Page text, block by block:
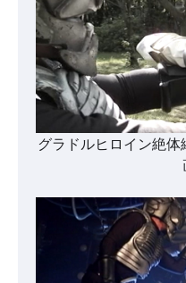
グラドルヒロイン絶